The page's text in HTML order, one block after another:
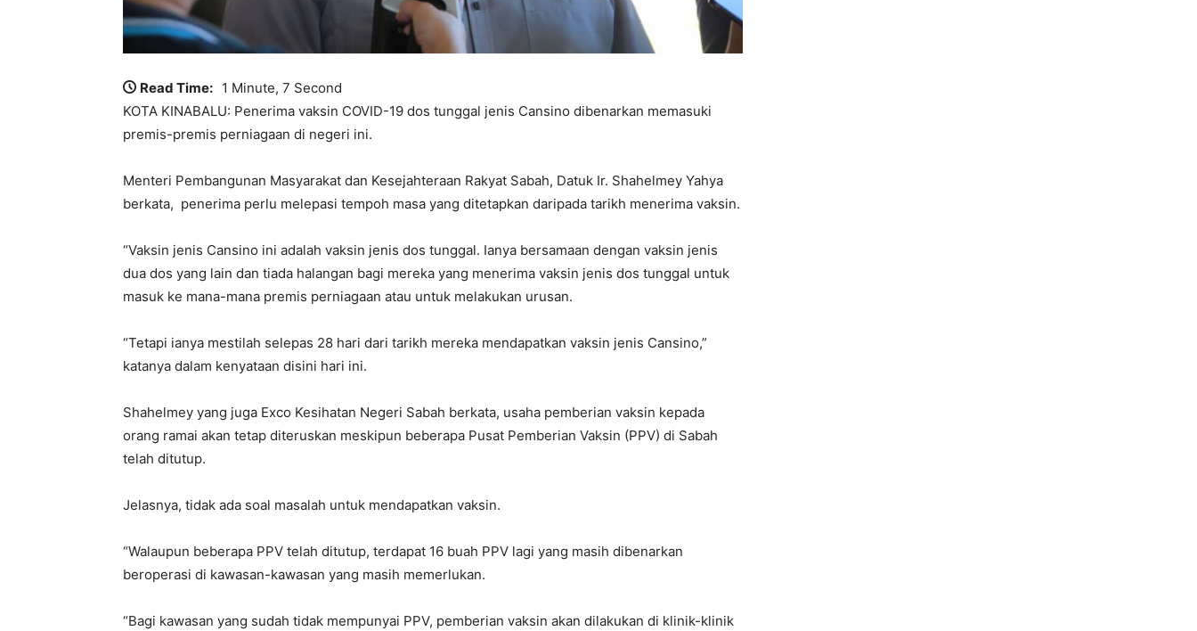
Read Time: 1 Minute, 7 Second
KOTA KINABALU: Penerima vaksin COVID-19 dos tunggal jenis Cansino dibenarkan memasuki
premis-premis perniagaan di negeri ini.
Menteri Pembangunan Masyarakat dan Kesejahteraan Rakyat Sabah, Datuk Ir. Shahelmey Yahya
berkata, penerima perlu melepasi tempoh masa yang ditetapkan daripada tarikh menerima vaksin.
“Vaksin jenis Cansino ini adalah vaksin jenis dos tunggal. Ianya bersamaan dengan vaksin jenis
dua dos yang lain dan tiada halangan bagi mereka yang menerima vaksin jenis dos tunggal untuk
masuk ke mana-mana premis perniagaan atau untuk melakukan urusan.
“Tetapi ianya mestilah selepas 28 hari dari tarikh mereka mendapatkan vaksin jenis Cansino,”
katanya dalam kenyataan disini hari ini.
Shahelmey yang juga Exco Kesihatan Negeri Sabah berkata, usaha pemberian vaksin kepada
orang ramai akan tetap diteruskan meskipun beberapa Pusat Pemberian Vaksin (PPV) di Sabah
telah ditutup.
Jelasnya, tidak ada soal masalah untuk mendapatkan vaksin.
“Walaupun beberapa PPV telah ditutup, terdapat 16 buah PPV lagi yang masih dibenarkan
beroperasi di kawasan-kawasan yang masih memerlukan.
“Bagi kawasan yang sudah tidak mempunyai PPV, pemberian vaksin akan dilakukan di klinik-klinik